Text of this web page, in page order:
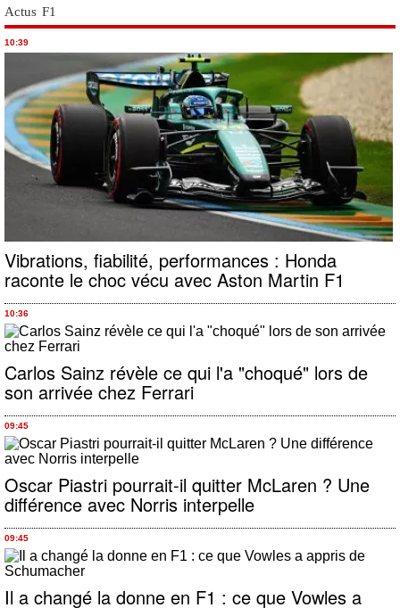
Actus F1
10:39
Vibrations, fiabilité, performances : Honda
raconte le choc vécu avec Aston Martin F1
10:36
Carlos Sainz révèle ce qui l'a "choqué" lors de
son arrivée chez Ferrari
09:45
Oscar Piastri pourrait-il quitter McLaren ? Une
différence avec Norris interpelle
09:45
Il a changé la donne en F1 : ce que Vowles a